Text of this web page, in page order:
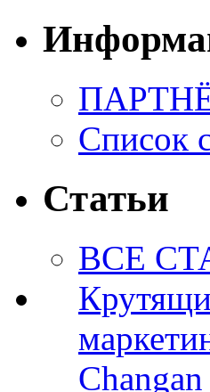
Список
Статьи
ВСЕ